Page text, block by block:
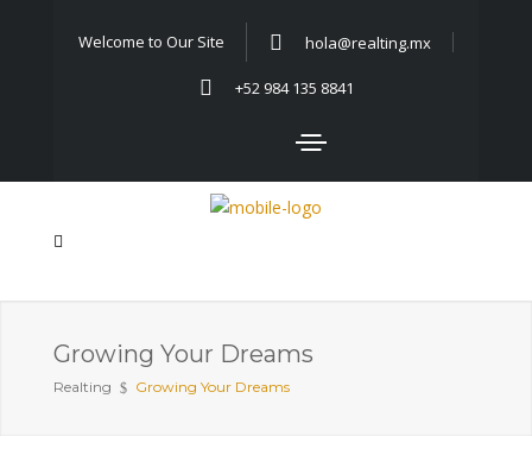
Welcome to Our Site hola@realting.mx
+52 984 135 8841
Growing Your Dreams
Realting Growing Your Dreams